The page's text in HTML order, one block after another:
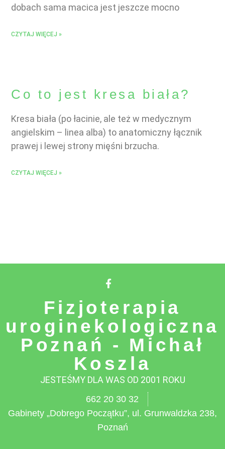
dobach sama macica jest jeszcze mocno
CZYTAJ WIĘCEJ »
Co to jest kresa biała?
Kresa biała (po łacinie, ale też w medycznym
angielskim – linea alba) to anatomiczny łącznik
prawej i lewej strony mięśni brzucha.
CZYTAJ WIĘCEJ »
Fizjoterapia
uroginekologiczna
Poznań - Michał
Koszla
JESTEŚMY DLA WAS OD 2001 ROKU
662 20 30 32
Gabinety „Dobrego Początku”, ul. Grunwaldzka 238,
Poznań